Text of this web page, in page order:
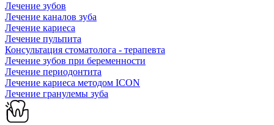
Лечение зубов
Лечение каналов зуба
Лечение кариеса
Лечение пульпита
Консультация стоматолога - терапевта
Лечение зубов при беременности
Лечение периодонтита
Лечение кариеса методом ICON
Лечение гранулемы зуба